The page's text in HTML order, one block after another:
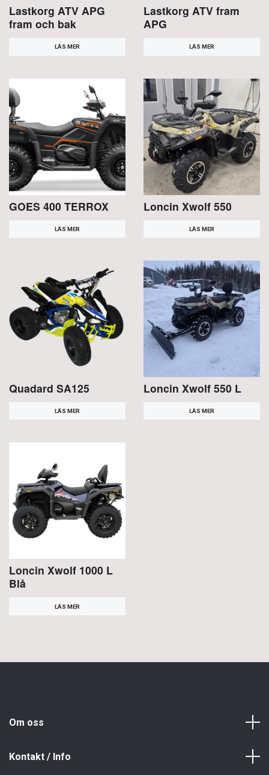
Lastkorg ATV APG
fram och bak
LÄS MER
Lastkorg ATV fram
APG
LÄS MER
GOES 400 TERROX
LÄS MER
Loncin Xwolf 550
LÄS MER
Quadard SA125
LÄS MER
Loncin Xwolf 550 L
LÄS MER
Loncin Xwolf 1000 L
Blå
LÄS MER
Om oss
Kontakt / Info